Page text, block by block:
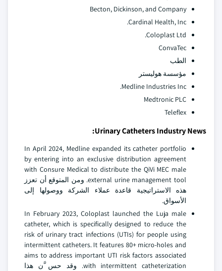
Becton, Dickinson, and Company
Cardinal Health, Inc.
Coloplast Ltd.
ConvaTec
الطب
مؤسسة هوليستر
Medline Industries Inc.
Medtronic PLC
Teleflex
Urinary Catheters Industry News:
In April 2024, Medline expanded its catheter portfolio
by entering into an exclusive distribution agreement
with Consure Medical to distribute the QiVi MEC male
external urine management tool. ومن المتوقع أن تعزز
هذه الاستراتيجية قاعدة عملاء الشركة ووصولها إلى
الأسواق.
In February 2023, Coloplast launched the Luja male
catheter, which is specifically designed to reduce the
risk of urinary tract infections (UTIs) for people using
intermittent catheters. It features 80+ micro-holes and
aims to address important UTI risk factors associated
with intermittent catheterization. وقد حس َّن هذا